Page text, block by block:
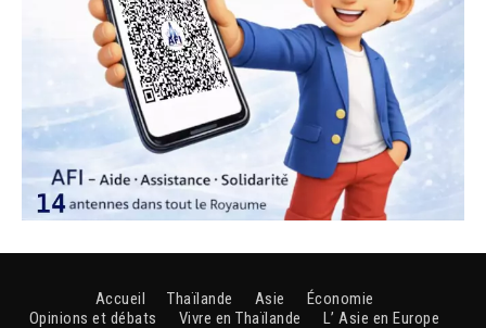
Accueil Thaïlande Asie
Économie
Opinions et débats
Vivre en Thaïlande
L’ Asie en Europe